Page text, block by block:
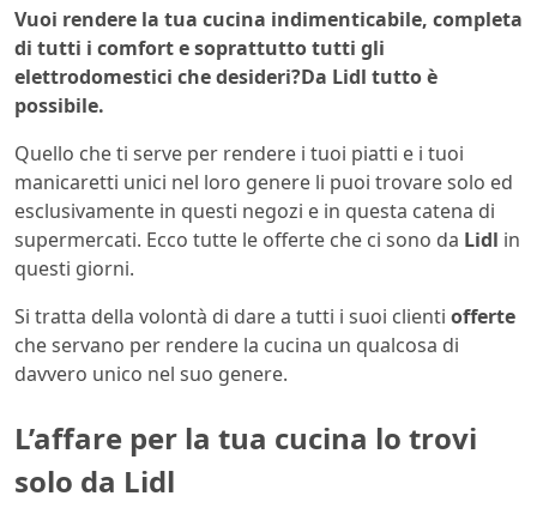
Vuoi rendere la tua cucina indimenticabile, completa
di tutti i comfort e soprattutto tutti gli
elettrodomestici che desideri?Da Lidl tutto è
possibile.
Quello che ti serve per rendere i tuoi piatti e i tuoi
manicaretti unici nel loro genere li puoi trovare solo ed
esclusivamente in questi negozi e in questa catena di
supermercati. Ecco tutte le offerte che ci sono da Lidl in
questi giorni.
Si tratta della volontà di dare a tutti i suoi clienti offerte
che servano per rendere la cucina un qualcosa di
davvero unico nel suo genere.
L’affare per la tua cucina lo trovi
solo da Lidl